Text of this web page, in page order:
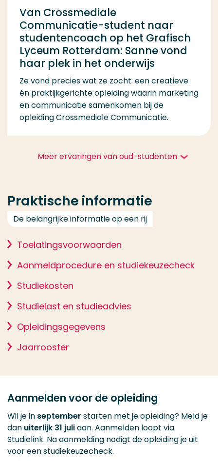
Van Crossmediale
Communicatie-student naar
studentencoach op het Grafisch
Lyceum Rotterdam: Sanne vond
haar plek in het onderwijs
Ze vond precies wat ze zocht: een creatieve
én praktijkgerichte opleiding waarin marketing
en communicatie samenkomen bij de
opleiding Crossmediale Communicatie.
Meer ervaringen van oud-studenten
Praktische informatie
De belangrijke informatie op een rij
Toelatingsvoorwaarden
Aanmeldprocedure en studiekeuzecheck
Studiekosten
Studielast en studieadvies
Opleidingsgegevens
Jaarrooster
Aanmelden voor de opleiding
Wil je in september starten met je opleiding? Meld je
dan uiterlijk 31 juliaan. Aanmelden loopt via
Studielink. Na aanmelding nodigt de opleiding je uit
voor een studiekeuzecheck.